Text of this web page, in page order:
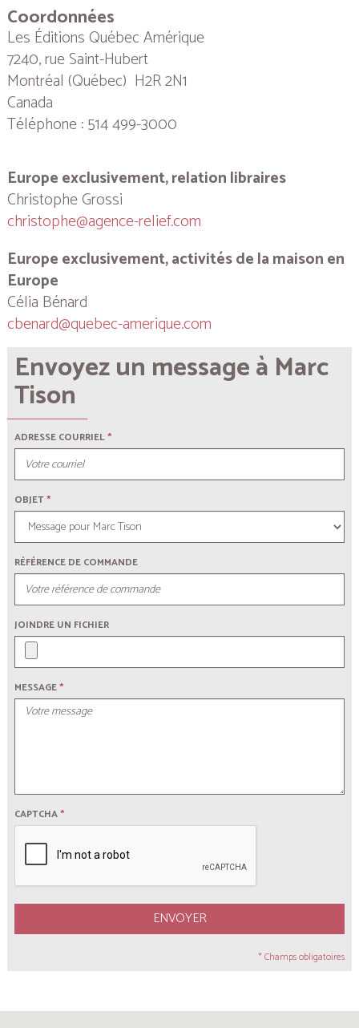
Coordonnées
Les Éditions Québec Amérique
7240, rue Saint-Hubert
Montréal (Québec) H2R 2N1
Canada
Téléphone : 514 499-3000
Europe exclusivement, relation libraires
Christophe Grossi
christophe@agence-relief.com
Europe exclusivement, activités de la maison en
Europe
Célia Bénard
cbenard@quebec-amerique.com
Envoyez un message à Marc
Tison
ADRESSE COURRIEL*
OBJET*
RÉFÉRENCE DE COMMANDE
JOINDRE UN FICHIER
MESSAGE*
CAPTCHA*
ENVOYER
* Champs obligatoires